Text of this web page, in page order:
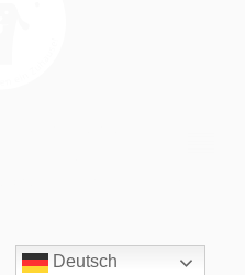
Deutsch